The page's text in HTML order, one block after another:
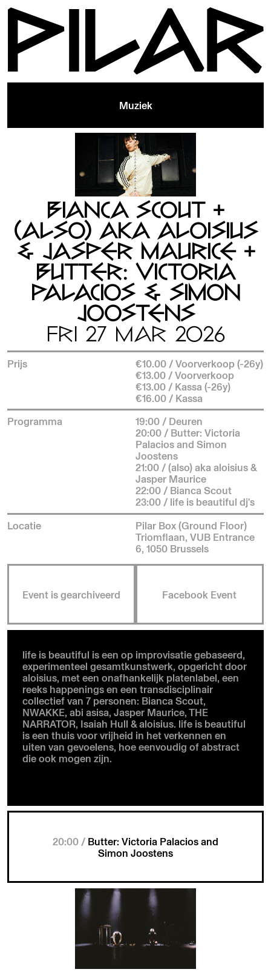
Muziek
BIANCA SCOUT +
(ALSO) AKA ALOISIUS
& JASPER MAURICE +
BUTTER: VICTORIA
PALACIOS & SIMON
JOOSTENS
FRI 27 MAR 2026
Prijs
€10.00 / Voorverkoop (-26y)
€13.00 / Voorverkoop
€13.00 / Kassa (-26y)
€16.00 / Kassa
Programma
19:00 / Deuren
20:00 / Butter: Victoria
Palacios and Simon
Joostens
21:00 / (also) aka aloisius &
Jasper Maurice
22:00 / Bianca Scout
23:00 / life is beautiful dj's
Locatie
Pilar Box (Ground Floor)
Triomflaan, VUB Entrance
6, 1050 Brussels
Event is gearchiveerd Facebook Event
life is beautiful is een op improvisatie gebaseerd,
experimenteel gesamtkunstwerk, opgericht door
aloisius, met een onafhankelijk platenlabel, een
reeks happenings en een transdisciplinair
collectief van 7 personen: Bianca Scout,
NWAKKE, abi asisa, Jasper Maurice, THE
NARRATOR, Isaiah Hull & aloisius. life is beautiful
is een thuis voor vrijheid in het verkennen en
uiten van gevoelens, hoe eenvoudig of abstract
die ook mogen zijn.
20:00 / Butter: Victoria Palacios and
Simon Joostens